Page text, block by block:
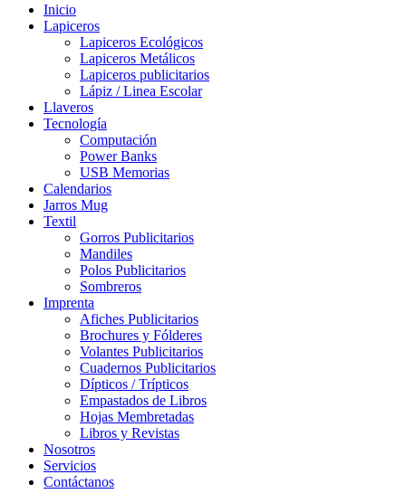
Inicio
Lapiceros
Lapiceros Ecológicos
Lapiceros Metálicos
Lapiceros publicitarios
Lápiz / Linea Escolar
Llaveros
Tecnología
Computación
Power Banks
USB Memorias
Calendarios
Jarros Mug
Textil
Gorros Publicitarios
Mandiles
Polos Publicitarios
Sombreros
Imprenta
Afiches Publicitarios
Brochures y Fólderes
Volantes Publicitarios
Cuadernos Publicitarios
Dípticos / Trípticos
Empastados de Libros
Hojas Membretadas
Libros y Revistas
Nosotros
Servicios
Contáctanos